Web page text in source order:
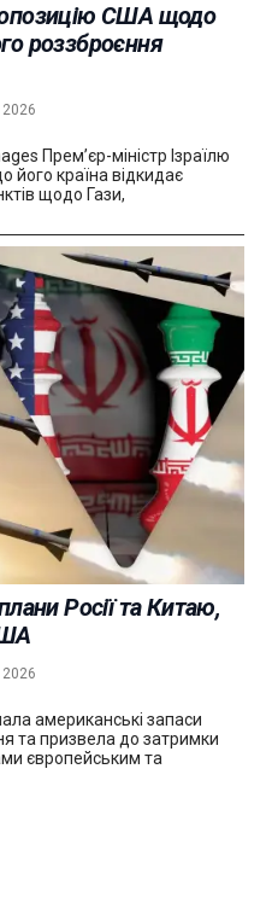
США щодо
роззброєння
Прем’єр-міністр Ізраїлю
його країна відкидає
щодо Гази,
Росії та Китаю,
американські запаси
та призвела до затримки
європейським та